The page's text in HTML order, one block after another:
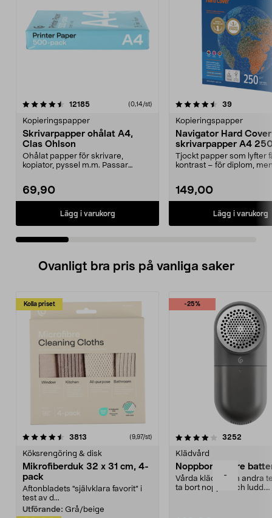
-
12185recensioner(0,14/st)
Kopieringspapper
Skrivarpapper ohålat A4,
Clas Ohlson
Ohålat papper för skrivare,
kopiator, pyssel m.m. Passar
69,90
Lägg i varukorg
4.5 av 5 stjärnor 39recensioner
Kopieringspapper
Navigator Hard
skrivarpapper A4
ark
Tjockt papper som lyfter
kontrast – för diplom,
149,00
Lägg i varukorg
4.5 av 5 stjärnor
Ovanligt bra pris på vanliga saker
Kolla priset
3813 (9,97/st)
Köksrengöring & disk
Mikrofiberduk 32 x 31 cm, 4-
pack
Aftonbladets "självklara favorit” i
test av d...
Utförande: Grå/beige
-25%
4.0av 5 stjärnor 3252
Klädvård
Noppborttagare
Vårda kläder och andra
ta bort noppor och ludd.
4.5av 5 stjärnor